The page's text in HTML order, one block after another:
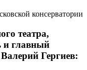
консерватории
театра,
и главный
Гергиев: